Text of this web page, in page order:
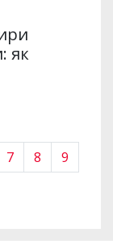
як
7 8
9